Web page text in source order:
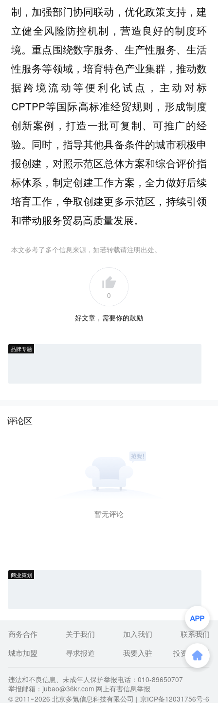
制，加强部门协同联动，优化政策支持，建
立健全风险防控机制，营造良好的制度环
境。重点围绕数字服务、生产性服务、生活
性服务等领域，培育特色产业集群，推动数
据跨境流动等便利化试点，主动对标
CPTPP等国际高标准经贸规则，形成制度
创新案例，打造一批可复制、可推广的经
验。同时，指导其他具备条件的城市积极申
报创建，对照示范区总体方案和综合评价指
标体系，制定创建工作方案，全力做好后续
培育工作，争取创建更多示范区，持续引领
和带动服务贸易高质量发展。
本文参考了多个信息来源，如若转载请注明出处。
0
好文章，需要你的鼓励
品牌专题
评论区
暂无评论
商业策划
商务合作 关于我们 加入我们
联系我们
城市加盟
寻求报道 我要入驻 投资者关系
违法和不良信息、未成年人保护举报电话：010-89650707
举报邮箱：jubao@36kr.com 网上有害信息举报
© 2011~2026 北京多氪信息科技有限公司 | 京ICP备12031756号-6